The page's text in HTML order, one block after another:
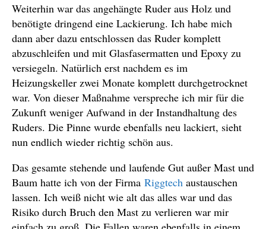
Weiterhin war das angehängte Ruder aus Holz und
benötigte dringend eine Lackierung. Ich habe mich
dann aber dazu entschlossen das Ruder komplett
abzuschleifen und mit Glasfasermatten und Epoxy zu
versiegeln. Natürlich erst nachdem es im
Heizungskeller zwei Monate komplett durchgetrocknet
war. Von dieser Maßnahme verspreche ich mir für die
Zukunft weniger Aufwand in der Instandhaltung des
Ruders. Die Pinne wurde ebenfalls neu lackiert, sieht
nun endlich wieder richtig schön aus.
Das gesamte stehende und laufende Gut außer Mast und
Baum hatte ich von der Firma Riggtech austauschen
lassen. Ich weiß nicht wie alt das alles war und das
Risiko durch Bruch den Mast zu verlieren war mir